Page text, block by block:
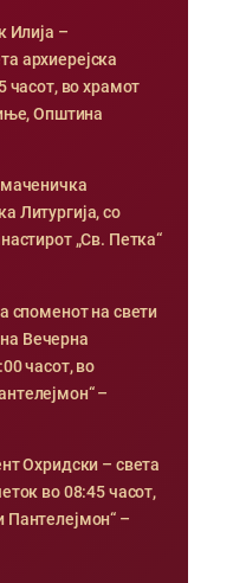
Илија –
архиерејска
часот, во храмот
Општина
Литургија, со
„Св. Петка“
споменот на свети
Вечерна
часот, во
–
Охридски – света
во 08:45 часот,
Пантелејмон“ –